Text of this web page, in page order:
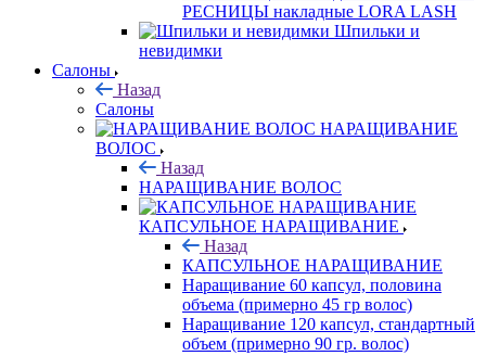
РЕСНИЦЫ накладные LORA LASH
Шпильки и
невидимки
Салоны
Назад
Салоны
НАРАЩИВАНИЕ
ВОЛОС
Назад
НАРАЩИВАНИЕ ВОЛОС
КАПСУЛЬНОЕ НАРАЩИВАНИЕ
Назад
КАПСУЛЬНОЕ НАРАЩИВАНИЕ
Наращивание 60 капсул, половина
объема (примерно 45 гр волос)
Наращивание 120 капсул, стандартный
объем (примерно 90 гр. волос)